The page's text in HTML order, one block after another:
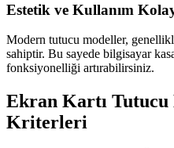
Estetik ve Kullanım
Modern tutucu modeller,
sahiptir. Bu sayede bilgisayar
fonksiyonelliği artırabilirsiniz.
Ekran Kartı
Kriterleri